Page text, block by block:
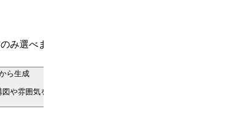
み選べます。切り替えると反対側の設定は解除されます。
ら生成
や雰囲気を引き継ぎたいとき）。